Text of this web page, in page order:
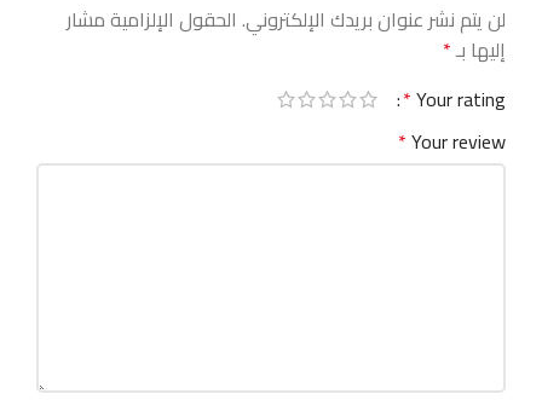
لن يتم نشر عنوان بريدك الإلكتروني. الحقول الإلزامية مشار
إليها بـ*
Your rating
*
Your review
*